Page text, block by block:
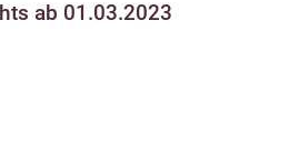
ab 01.03.2023